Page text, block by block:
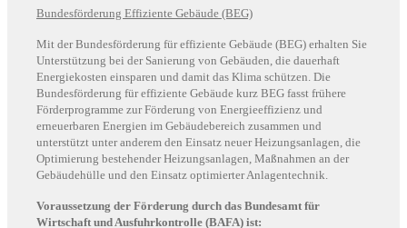
Bundesförderung Effiziente Gebäude (BEG)
Mit der Bundesförderung für effiziente Gebäude (BEG) erhalten Sie
Unterstützung bei der Sanierung von Gebäuden, die dauerhaft
Energiekosten einsparen und damit das Klima schützen. Die
Bundesförderung für effiziente Gebäude kurz BEG fasst frühere
Förderprogramme zur Förderung von Energieeffizienz und
erneuerbaren Energien im Gebäudebereich zusammen und
unterstützt unter anderem den Einsatz neuer Heizungsanlagen, die
Optimierung bestehender Heizungsanlagen, Maßnahmen an der
Gebäudehülle und den Einsatz optimierter Anlagentechnik.
Voraussetzung der Förderung durch das Bundesamt für
Wirtschaft und Ausfuhrkontrolle (BAFA) ist: